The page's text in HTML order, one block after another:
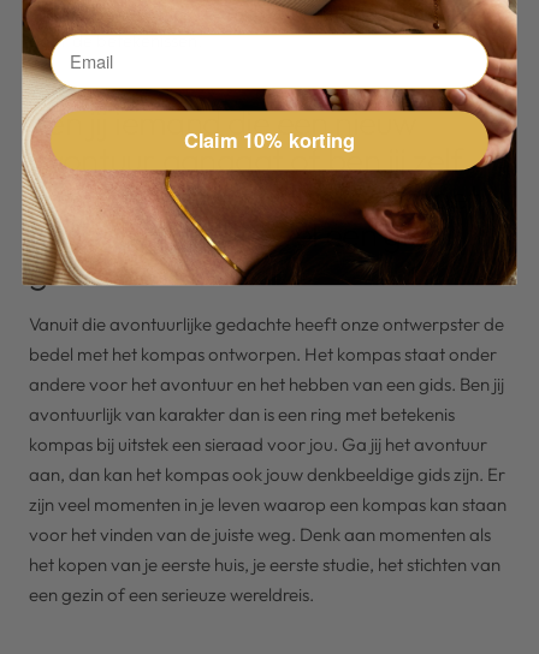
worden gewaardeerd om hun prachtige uitstraling maar ook
door de betekenissen.
Ken jij iemand die een nieuw
avontuur aangaat of ben jij zelf
van plan het avontuur tegemoet
te gaan en kun je wel een gids
gebruiken?
Vanuit die avontuurlijke gedachte heeft onze ontwerpster de
bedel met het kompas ontworpen. Het kompas staat onder
andere voor het avontuur en het hebben van een gids. Ben jij
avontuurlijk van karakter dan is een ring met betekenis
kompas bij uitstek een sieraad voor jou. Ga jij het avontuur
aan, dan kan het kompas ook jouw denkbeeldige gids zijn. Er
zijn veel momenten in je leven waarop een kompas kan staan
voor het vinden van de juiste weg. Denk aan momenten als
het kopen van je eerste huis, je eerste studie, het stichten van
een gezin of een serieuze wereldreis.
Claim 10% korting